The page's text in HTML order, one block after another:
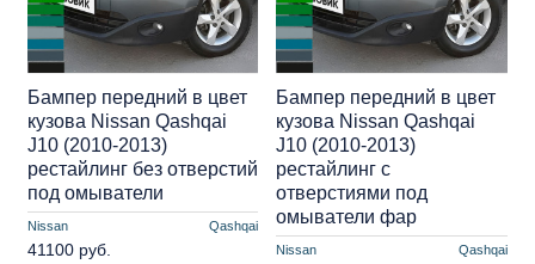
Nissan Qashqai
Бампер передний в цвет
кузова Nissan Qashqai
J10 (2010-2013)
рестайлинг без отверстий
под омыватели
41100 руб. Nissan Qashqai
Бампер передний в цвет
кузова Nissan Qashqai
J10 (2010-2013)
рестайлинг с
отверстиями под
омыватели фар